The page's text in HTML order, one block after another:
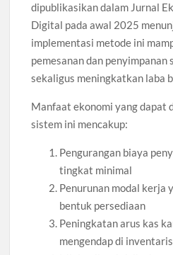
dipublikasikan dalam Jurnal
Digital pada awal 2025
implementasi metode ini
pemesanan dan penyimpanan
sekaligus meningkatkan laba
Manfaat ekonomi yang dapat
sistem ini mencakup:
Pengurangan biaya
tingkat minimal
Penurunan modal kerja
bentuk persediaan
Peningkatan arus kas
mengendap di inventaris